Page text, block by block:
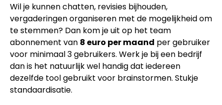
Wil je kunnen chatten, revisies bijhouden,
vergaderingen organiseren met de mogelijkheid om
te stemmen? Dan kom je uit op het team
abonnement van 8 euro per maand per gebruiker
voor minimaal 3 gebruikers. Werk je bij een bedrijf
dan is het natuurlijk wel handig dat iedereen
dezelfde tool gebruikt voor brainstormen. Stukje
standaardisatie.